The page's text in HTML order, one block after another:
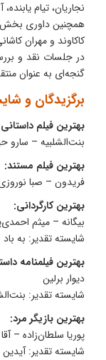
نجاریان، تیام
همچنین داوری بخش
کاکاوند و مهران
در جلسات نقد و
گنجه‌ای به عنوان
برگزیدگان و
بهترین فیلم
بنت‌الشلبیه – سارو
بهترین فیلم مستند:
فریدون – صبا
بهترین کارگردانی:
بیگانه – میثم
شایسته تقدیر: به
بهترین فیلمنامه
دیوار برلین
شایسته تقدیر:
بهترین بازیگر مرد:
پوریا سلطان‌زاده –
شایسته تقدیر: